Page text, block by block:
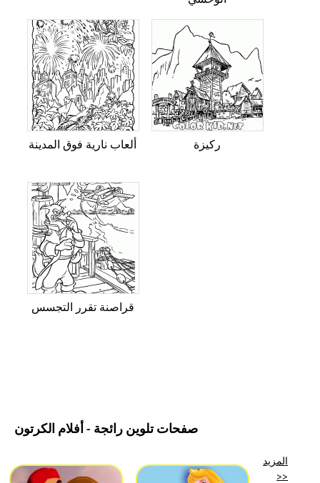
ألعاب نارية فوق المدينة ركيزة
قراصنة تقرر التجسس
صفحات تلوين رائجة - أفلام الكرتون
المزيد
>>